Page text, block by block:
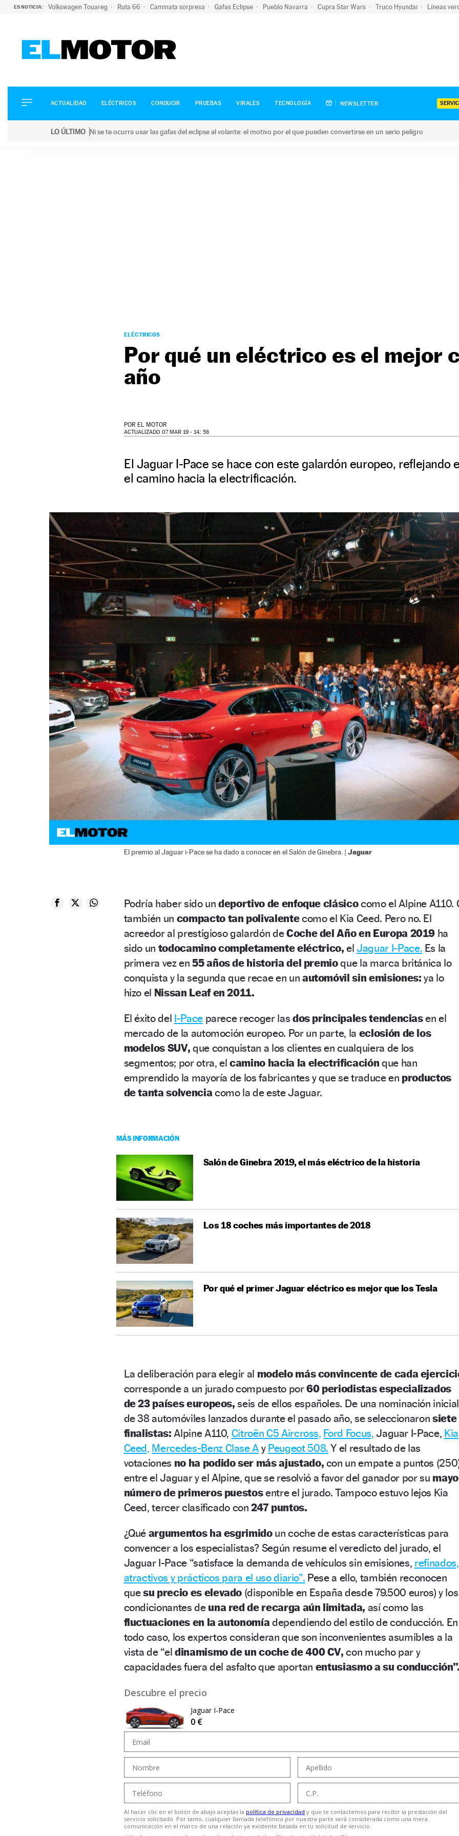
ES NOTICIA: Volkswagen Touareg Ruta 66 Caminata sorpresa Gafas Eclipse Pueblo Navarra Cupra Star Wars Truco Hyundai Líneas
ELÉCTRICOS
CONDUCIR
ACTUALIDAD ELÉCTRICOS CONDUCIR PRUEBAS VIRALES TECNOLOGÍA NEWSLETTER
LO ÚLTIMO Ni se te ocurra usar las gafas del eclipse al volante: el motivo por el que pueden convertirse en un serio peligro
ELÉCTRICOS
Por qué un eléctrico es el mejor
año
POR EL MOTOR
ACTUALIZADO 07 MAR 19 - 14: 58
El Jaguar I-Pace se hace con este galardón europeo, reflejando
el camino hacia la electrificación.
El premio al Jaguar i-Pace se ha dado a conocer en el Salón de Ginebra. | Jaguar
Podría haber sido un deportivo de enfoque clásicocomo el Alpine A110.
también un compacto tan polivalentecomo el Kia Ceed. Pero no. El
acreedor al prestigioso galardón deCoche del Año en Europa 2019 ha
sido un todocamino completamente eléctrico, elJaguar I-Pace. Es la
primera vez en55 años de historia del premioque la marca británica lo
conquista y la segunda que recae en un automóvil sin emisiones: ya lo
hizo el Nissan Leaf en 2011.
El éxito del I-Paceparece recoger las dos principales tendenciasen el
mercado de la automoción europeo. Por un parte, la eclosión de los
modelos SUV, que conquistan a los clientes en cualquiera de los
segmentos; por otra, el camino hacia la electrificación que han
emprendido la mayoría de los fabricantes y que se traduce en productos
de tanta solvencia como la de este Jaguar.
MÁS INFORMACIÓN
Salón de Ginebra 2019, el más eléctrico de la historia
Los 18 coches más importantes de 2018
Por qué el primer Jaguar eléctrico es mejor que los Tesla
La deliberación para elegir al modelo más convincente de cada
corresponde a un jurado compuesto por60 periodistas especializados
de 23 países europeos, seis de ellos españoles. De una nominación inicial
de 38 automóviles lanzados durante el pasado año, se seleccionaronsiete
finalistas: Alpine A110, Citroën C5 Aircross, Ford Focus, Jaguar I-Pace, Kia
Ceed, Mercedes-Benz Clase A y Peugeot 508. Y el resultado de las
votaciones no ha podido ser más ajustado, con un empate a puntos
entre el Jaguar y el Alpine, que se resolvió a favor del ganador por su
número de primeros puestosentre el jurado. Tampoco estuvo lejos Kia
Ceed, tercer clasificado con 247 puntos.
¿Qué argumentos ha esgrimidoun coche de estas características para
convencer a los especialistas? Según resume el veredicto del jurado, el
Jaguar I-Pace “satisface la demanda de vehículos sin emisiones, refinados,
atractivos y prácticos para el uso diario”. Pese a ello, también reconocen
quesu precio es elevado (disponible en España desde 79.500 euros) y los
condicionantes de una red de recarga aún limitada, así como las
fluctuaciones en la autonomía dependiendo del estilo de conducción. En
todo caso, los expertos consideran que son inconvenientes asumibles a la
vista de “el dinamismo de un coche de 400 CV, con mucho par y
capacidades fuera del asfalto que aportan entusiasmo a su